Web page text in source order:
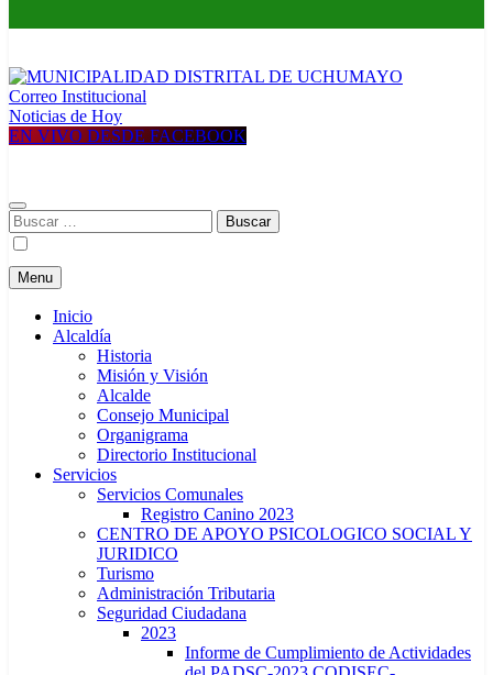
MUNICIPALIDAD DISTRITAL DE UCHUMAYO
Construyendo una nueva Historia
Correo Institucional
Noticias de Hoy
EN VIVO DESDE FACEBOOK
Buscar:
Menu
Inicio
Alcaldía
Historia
Misión y Visión
Alcalde
Consejo Municipal
Organigrama
Directorio Institucional
Servicios
Servicios Comunales
Registro Canino 2023
CENTRO DE APOYO PSICOLOGICO SOCIAL Y
JURIDICO
Turismo
Administración Tributaria
Seguridad Ciudadana
2023
Informe de Cumplimiento de Actividades